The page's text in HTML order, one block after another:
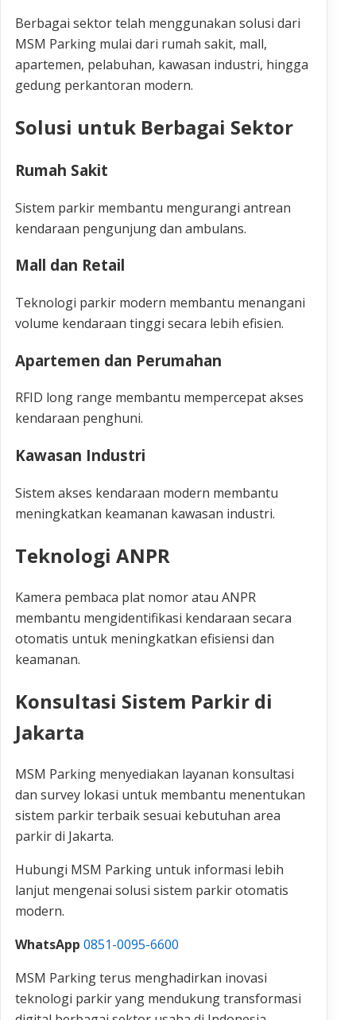
Berbagai sektor telah menggunakan solusi dari
MSM Parking mulai dari rumah sakit, mall,
apartemen, pelabuhan, kawasan industri, hingga
gedung perkantoran modern.
Solusi untuk Berbagai Sektor
Rumah Sakit
Sistem parkir membantu mengurangi antrean
kendaraan pengunjung dan ambulans.
Mall dan Retail
Teknologi parkir modern membantu menangani
volume kendaraan tinggi secara lebih efisien.
Apartemen dan Perumahan
RFID long range membantu mempercepat akses
kendaraan penghuni.
Kawasan Industri
Sistem akses kendaraan modern membantu
meningkatkan keamanan kawasan industri.
Teknologi ANPR
Kamera pembaca plat nomor atau ANPR
membantu mengidentifikasi kendaraan secara
otomatis untuk meningkatkan efisiensi dan
keamanan.
Konsultasi Sistem Parkir di
Jakarta
MSM Parking menyediakan layanan konsultasi
dan survey lokasi untuk membantu menentukan
sistem parkir terbaik sesuai kebutuhan area
parkir di Jakarta.
Hubungi MSM Parking untuk informasi lebih
lanjut mengenai solusi sistem parkir otomatis
modern.
WhatsApp 0851-0095-6600
MSM Parking terus menghadirkan inovasi
teknologi parkir yang mendukung transformasi